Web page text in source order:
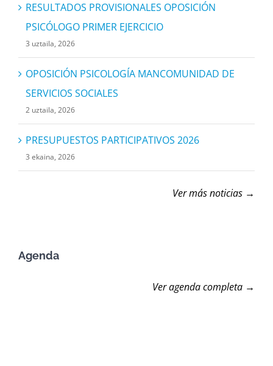
RESULTADOS PROVISIONALES OPOSICIÓN
PSICÓLOGO PRIMER EJERCICIO
3 uztaila, 2026
OPOSICIÓN PSICOLOGÍA MANCOMUNIDAD DE
SERVICIOS SOCIALES
2 uztaila, 2026
PRESUPUESTOS PARTICIPATIVOS 2026
3 ekaina, 2026
Ver más noticias →
Agenda
Ver agenda completa →